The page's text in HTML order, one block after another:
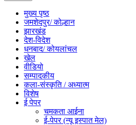
मुख्य पृष्ठ
जमशेदपुर/ कोल्हान
झारखंड
देश-विदेश
धनबाद/ कोयलांचल
खेल
वीडियो
सम्पादकीय
कला-संस्कृति / अध्यात्म
विशेष
ई पेपर
चमकता आईना
ई-पेपर (न्यू इस्पात मेल)